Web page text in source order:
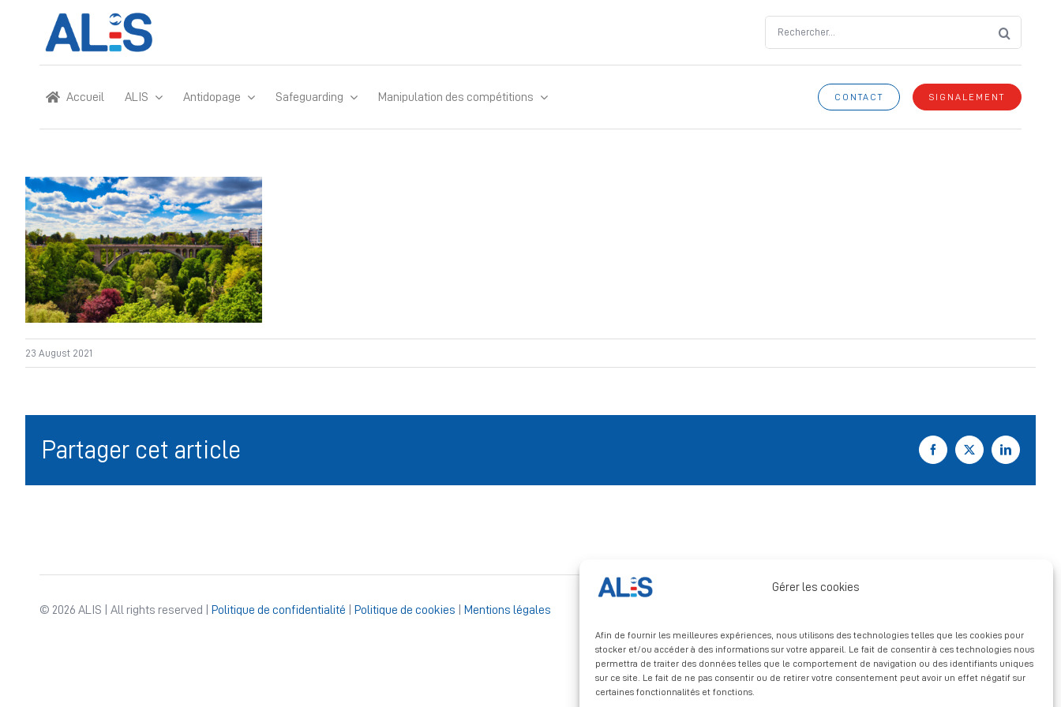
Gérer les cookies
Afin de fournir les meilleures expériences, nous utilisons des technologies telles que les cookies pour
stocker et/ou accéder à des informations sur votre appareil. Le fait de consentir à ces technologies nous
permettra de traiter des données telles que le comportement de navigation ou des identifiants uniques
sur ce site. Le fait de ne pas consentir ou de retirer votre consentement peut avoir un effet négatif sur
certaines fonctionnalités et fonctions.
for:
Accueil ALIS Antidopage Safeguarding Manipulation des compétitions CONTACT SIGNALEMENT
23 August 2021
Partager cet article Facebook
X LinkedIn
© 2026 ALIS | All rights reserved | Politique de confidentialité Politique de cookies Mentions légales